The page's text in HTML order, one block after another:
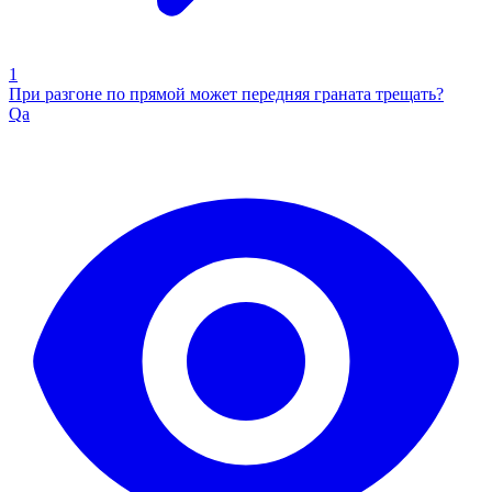
1
При разгоне по прямой может передняя граната трещать?
Qa